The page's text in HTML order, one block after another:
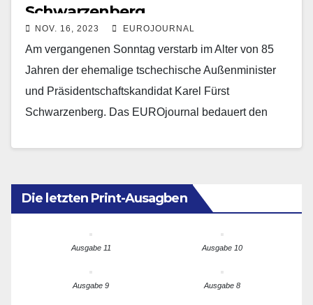
Schwarzenberg
NOV. 16, 2023 EUROJOURNAL
Am vergangenen Sonntag verstarb im Alter von 85
Jahren der ehemalige tschechische Außenminister
und Präsidentschaftskandidat Karel Fürst
Schwarzenberg. Das EUROjournal bedauert den
Die letzten Print-Ausagben
Ausgabe 11 Ausgabe 10
Ausgabe 9 Ausgabe 8